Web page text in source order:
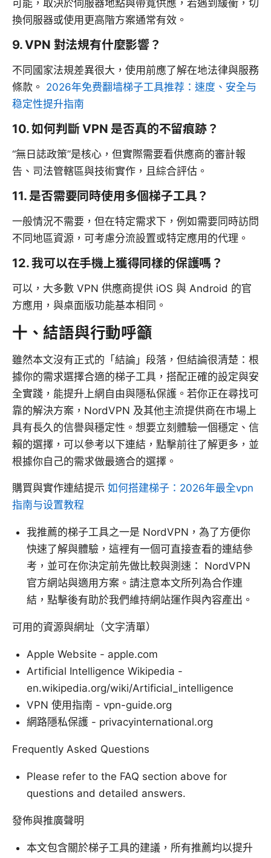
可能，取決於伺服器地點與帶寬供應，若遇到緩衝，切
換伺服器或使用更高階方案通常有效。
9. VPN 對法規有什麼影響？
不同國家法規差異很大，使用前應了解在地法律與服務
條款。 2026年免费翻墙梯子工具推荐：速度、安全与
稳定性提升指南
10. 如何判斷 VPN 是否真的不留痕跡？
“無日誌政策”是核心，但實際需要看供應商的審計報
告、司法管轄區與技術實作，且綜合評估。
11. 是否需要同時使用多個梯子工具？
一般情況不需要，但在特定需求下，例如需要同時訪問
不同地區資源，可考慮分流設置或特定應用的代理。
12. 我可以在手機上獲得同樣的保護嗎？
可以，大多數 VPN 供應商提供 iOS 與 Android 的官
方應用，與桌面版功能基本相同。
十、結語與行動呼籲
雖然本文沒有正式的「結論」段落，但結論很清楚：根
據你的需求選擇合適的梯子工具，搭配正確的設定與安
全實踐，能提升上網自由與隱私保護。若你正在尋找可
靠的解決方案，NordVPN 及其他主流提供商在市場上
具有長久的信譽與穩定性。想要立刻體驗一個穩定、信
賴的選擇，可以參考以下連結，點擊前往了解更多，並
根據你自己的需求做最適合的選擇。
購買與實作連結提示 如何搭建梯子：2026年最全vpn
指南与设置教程
我推薦的梯子工具之一是 NordVPN，為了方便你
快速了解與體驗，這裡有一個可直接查看的連結參
考，並可在你決定前先做比較與測速： NordVPN
官方網站與適用方案。請注意本文所列為合作連
結，點擊後有助於我們維持網站運作與內容產出。
可用的資源與網址（文字清單）
Apple Website - apple.com
Artificial Intelligence Wikipedia -
en.wikipedia.org/wiki/Artificial_intelligence
VPN 使用指南 - vpn-guide.org
網路隱私保護 - privacyinternational.org
Frequently Asked Questions
Please refer to the FAQ section above for
questions and detailed answers.
發佈與推廣聲明
本文包含關於梯子工具的建議，所有推薦均以提升